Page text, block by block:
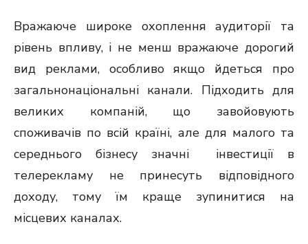
Вражаюче широке охоплення аудиторії та
рівень впливу, і не менш вражаюче дорогий
вид реклами, особливо якщо йдеться про
загальнонаціональні канали. Підходить для
великих компаній, що завойовують
споживачів по всій країні, але для малого та
середнього бізнесу значні інвестиції в
телерекламу не принесуть відповідного
доходу, тому їм краще зупинитися на
місцевих каналах.